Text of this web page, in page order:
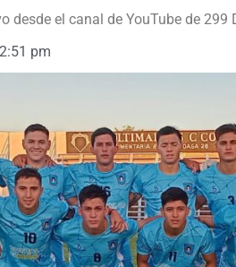
desde el canal de YouTube de 299
pm